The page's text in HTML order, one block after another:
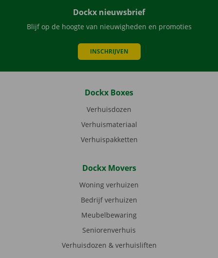
Dockx nieuwsbrief
Blijf op de hoogte van nieuwigheden en promoties
INSCHRIJVEN
Dockx Boxes
Verhuisdozen
Verhuismateriaal
Verhuispakketten
Dockx Movers
Woning verhuizen
Bedrijf verhuizen
Meubelbewaring
Seniorenverhuis
Verhuisdozen & verhuisliften